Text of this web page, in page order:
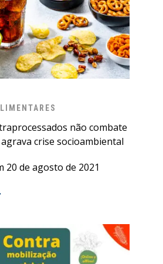
não combate
crise socioambiental
20 de agosto de 2021